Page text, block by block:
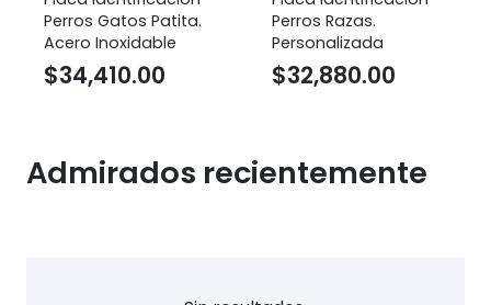
Perros Gatos Patita.
Acero Inoxidable
$34,410.00
Perros Razas.
Personalizada
$32,880.00
Admirados recientemente